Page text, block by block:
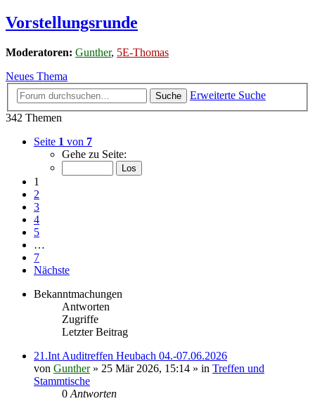
Vorstellungsrunde
Moderatoren: Gunther, 5E-Thomas
Neues Thema
Suche
Erweiterte Suche
342 Themen
Seite 1 von 7
Gehe zu Seite:
1
2
3
4
5
…
7
Nächste
Bekanntmachungen
Antworten
Zugriffe
Letzter Beitrag
21.Int Auditreffen Heubach 04.-07.06.2026
von Gunther» 25 Mär 2026, 15:14 » in Treffen und
Stammtische
0 Antworten